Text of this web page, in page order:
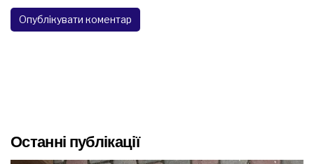
Останні публікації